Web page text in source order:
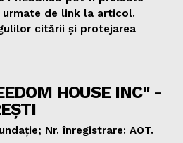
urmate de link la articol.
citării și protejarea
HOUSE INC" -
Nr. înregistrare: AOT.